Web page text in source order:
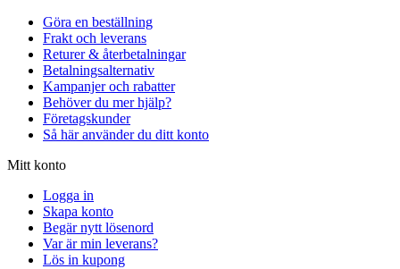
Göra en beställning
Frakt och leverans
Returer & återbetalningar
Betalningsalternativ
Kampanjer och rabatter
Behöver du mer hjälp?
Företagskunder
Så här använder du ditt konto
Mitt konto
Logga in
Skapa konto
Begär nytt lösenord
Var är min leverans?
Lös in kupong